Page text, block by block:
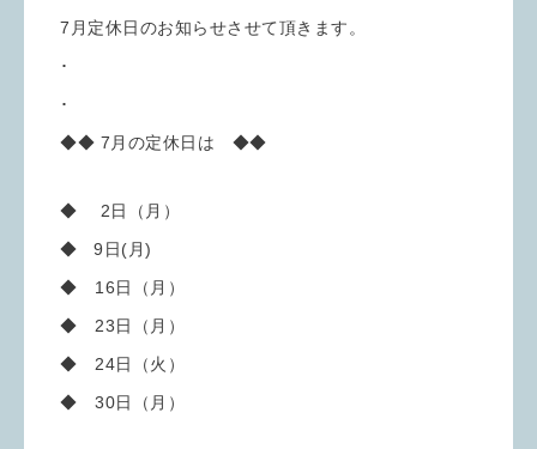
7月定休日のお知らせさせて頂きます。
･
･
◆◆ 7月の定休日は ◆◆
◆ 2日（月）
◆ 9日(月)
◆ 16日（月）
◆ 23日（月）
◆ 24日（火）
◆ 30日（月）